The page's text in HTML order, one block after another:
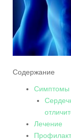
Содержание
Симптомы
Лечение